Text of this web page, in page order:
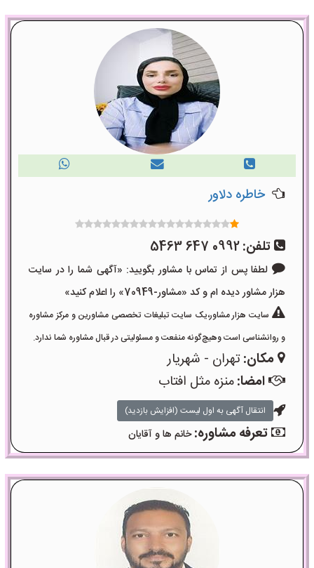
خاطره دلاور
تلفن:0992 647 5463
لطفا پس از تماس با مشاور بگویید: «آگهی شما را در سایت
هزار مشاور دیده ام و کد «مشاور-70949» را اعلام کنید»
سایت هزار مشاور،یک سایت تبلیغات تخصصی مشاورین و مرکز مشاوره
و روانشناسی است وهیچ‌گونه منفعت و مسئولیتی در قبال مشاوره شما ندارد.
مکان:تهران - شهریار
امضا:منزه مثل افتاب
انتقال آگهی به اول لیست (افزایش بازدید)
تعرفه مشاوره:خانم ها و آقایان